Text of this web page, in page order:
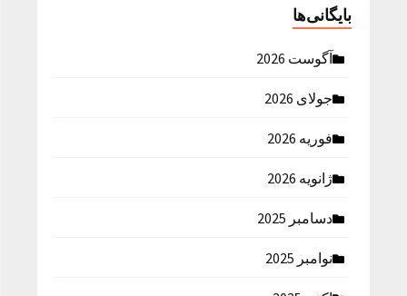
بایگانی‌ها
آگوست 2026
جولای 2026
فوریه 2026
ژانویه 2026
دسامبر 2025
نوامبر 2025